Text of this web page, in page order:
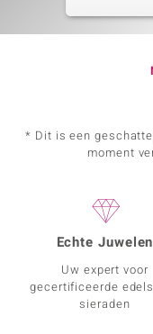
* Dit is een
moment
Echte Juwelen
Uw expert voor
gecertificeerde
sieraden